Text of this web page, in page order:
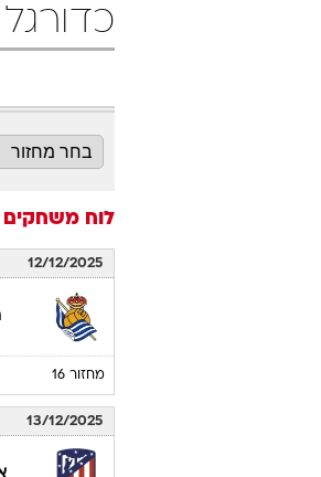
כדורגל
לוח משחקים
12/12/2025
מחזור 16
13/12/2025